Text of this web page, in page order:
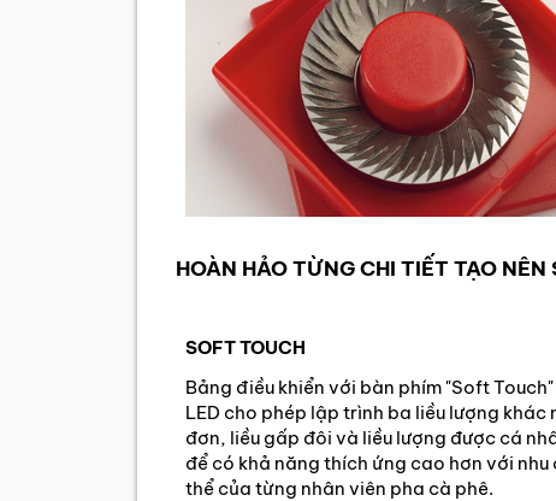
HOÀN HẢO TỪNG CHI TIẾT TẠO NÊN
SOFT TOUCH
Bảng điều khiển với bàn phím "Soft
LED cho phép lập trình ba liều lượng khác
đơn, liều gấp đôi và liều lượng được cá
để có khả năng thích ứng cao hơn với nhu
thể của từng nhân viên pha cà phê.